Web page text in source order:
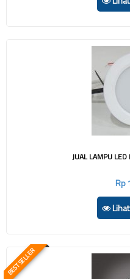
JUAL LAMPU
Rp
Lihat
BEST SELLER